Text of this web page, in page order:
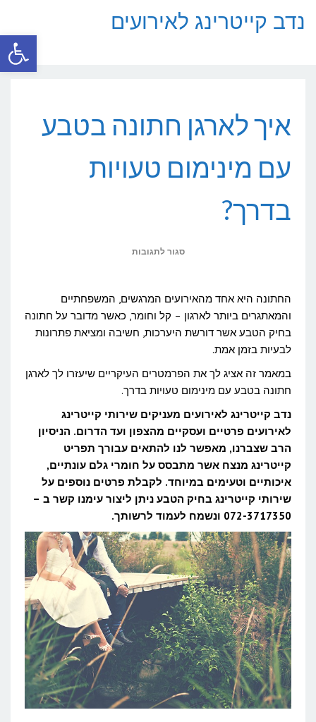
פתח
נדב קייטרינג לאירועים
איך לארגן חתונה בטבע
עם מינימום טעויות
בדרך?
סגור לתגובות
חתונה
בטבע
מינימום
טעויות
בדרך?
החתונה היא אחד מהאירועים המרגשים, המשפחתיים
והמאתגרים ביותר לארגון – קל וחומר, כאשר מדובר על חתונה
בחיק הטבע אשר דורשת היערכות, חשיבה ומציאת פתרונות
לבעיות בזמן אמת.
במאמר זה אציג לך את הפרמטרים העיקריים שיעזרו לך לארגן
חתונה בטבע עם מינימום טעויות בדרך.
נדב קייטרינג לאירועים מעניקים שירותי קייטרינג
לאירועים פרטיים ועסקיים מהצפון ועד הדרום. הניסיון
הרב שצברנו, מאפשר לנו להתאים עבורך תפריט
קייטרינג מנצח אשר מתבסס על חומרי גלם עונתיים,
איכותיים וטעימים במיוחד. לקבלת פרטים נוספים על
שירותי קייטרינג בחיק הטבע ניתן ליצור עימנו קשר ב –
072-3717350 ונשמח לעמוד לרשותך.